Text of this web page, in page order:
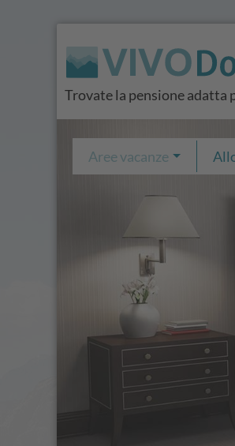
Trovate la pensione adatta
Aree vacanze